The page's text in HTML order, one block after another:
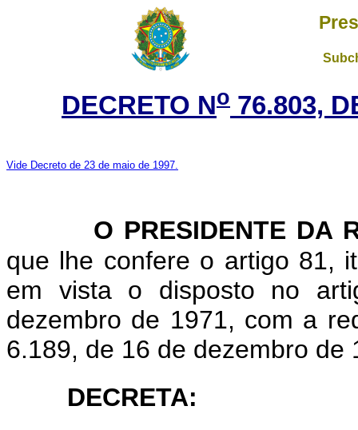
DECRETO No 76.803,
Vide Decreto de 23 de maio de 1997.
O PRESIDENTE DA
que lhe confere o artigo 81,
em vista o disposto no
dezembro de 1971, com a
6.189, de 16 de dezembro de
DECRETA: